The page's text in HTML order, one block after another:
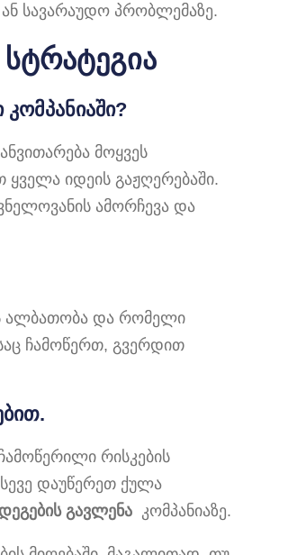
სავარაუდო პრობლემაზე.
მოყვეს
ყველა იდეის გაჟღერებაში.
ამორჩევა და
ალბათობა და რომელი
ჩამოწერთ, გვერდით
რისკების
დაუწერეთ ქულა
გავლენაკომპანიაზე.